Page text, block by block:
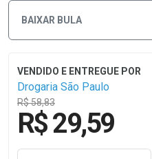
BAIXAR BULA
Drogaria São Paulo
R$ 58,83
R$ 29,59